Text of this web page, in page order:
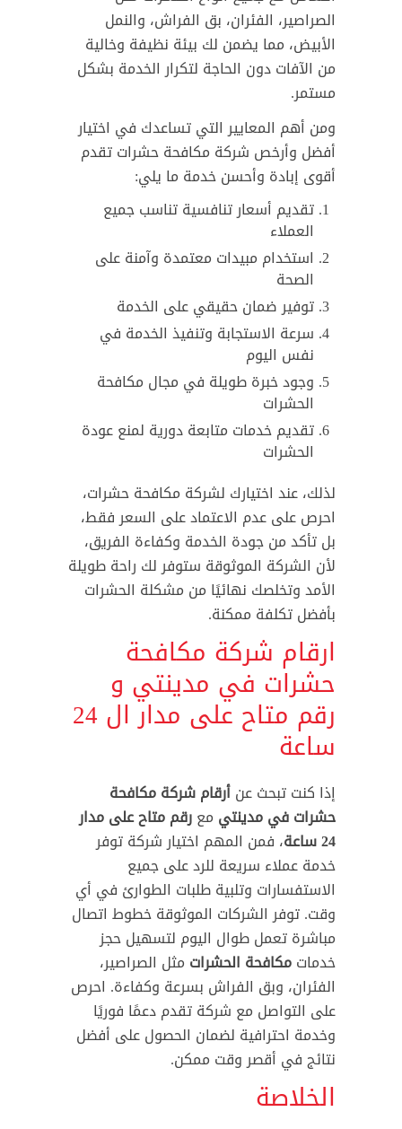
الصراصير، الفئران، بق الفراش، والنمل
الأبيض، مما يضمن لك بيئة نظيفة وخالية
من الآفات دون الحاجة لتكرار الخدمة بشكل
مستمر.
ومن أهم المعايير التي تساعدك في اختيار
أفضل وأرخص شركة مكافحة حشرات تقدم
أقوى إبادة وأحسن خدمة ما يلي:
تقديم أسعار تنافسية تناسب جميع
العملاء
استخدام مبيدات معتمدة وآمنة على
الصحة
توفير ضمان حقيقي على الخدمة
سرعة الاستجابة وتنفيذ الخدمة في
نفس اليوم
وجود خبرة طويلة في مجال مكافحة
الحشرات
تقديم خدمات متابعة دورية لمنع عودة
الحشرات
لذلك، عند اختيارك لشركة مكافحة حشرات،
احرص على عدم الاعتماد على السعر فقط،
بل تأكد من جودة الخدمة وكفاءة الفريق،
لأن الشركة الموثوقة ستوفر لك راحة طويلة
الأمد وتخلصك نهائيًا من مشكلة الحشرات
بأفضل تكلفة ممكنة.
ارقام شركة مكافحة
حشرات في مدينتي و
رقم متاح على مدار ال 24
ساعة
إذا كنت تبحث عنأرقام شركة مكافحة
حشرات في مدينتي معرقم متاح على مدار
24 ساعة
، فمن المهم اختيار شركة توفر
خدمة عملاء سريعة للرد على جميع
الاستفسارات وتلبية طلبات الطوارئ في أي
وقت. توفر الشركات الموثوقة خطوط اتصال
مباشرة تعمل طوال اليوم لتسهيل حجز
خدماتمكافحة الحشرات مثل الصراصير،
الفئران، وبق الفراش بسرعة وكفاءة. احرص
على التواصل مع شركة تقدم دعمًا فوريًا
وخدمة احترافية لضمان الحصول على أفضل
نتائج في أقصر وقت ممكن.
الخلاصة